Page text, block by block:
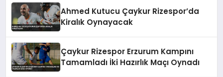
Ahmed Kutucu Çaykur Rizespor’da
Kiralık Oynayacak
Çaykur Rizespor Erzurum Kampını
Tamamladı İki Hazırlık Maçı Oynadı